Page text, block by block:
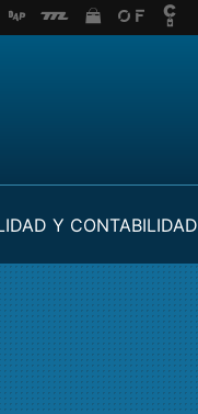
Y CONTABILIDAD